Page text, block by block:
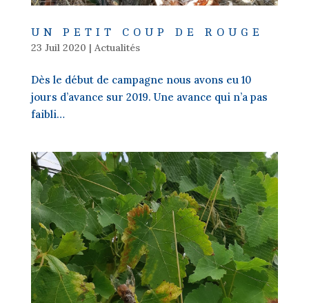
UN PETIT COUP DE ROUGE
23 Juil 2020 | Actualités
Dès le début de campagne nous avons eu 10
jours d’avance sur 2019. Une avance qui n’a pas
faibli…